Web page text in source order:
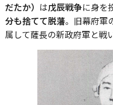
だたか） は戊辰戦争に身を
分も捨てて脱藩。旧幕府軍
属して薩長の新政府軍と戦